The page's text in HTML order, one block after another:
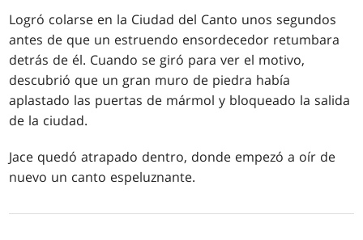
Logró colarse en la Ciudad del Canto unos segundos
antes de que un estruendo ensordecedor retumbara
detrás de él. Cuando se giró para ver el motivo,
descubrió que un gran muro de piedra había
aplastado las puertas de mármol y bloqueado la salida
de la ciudad.
Jace quedó atrapado dentro, donde empezó a oír de
nuevo un canto espeluznante.